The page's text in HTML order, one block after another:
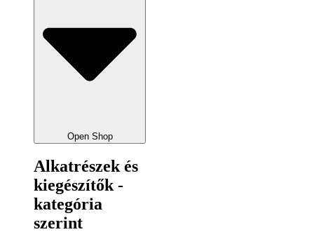
Open Shop
Alkatrészek és
kiegészítők -
kategória
szerint